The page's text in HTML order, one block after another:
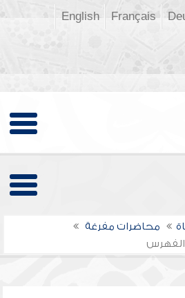
Français
English
محاضرات مفرغة